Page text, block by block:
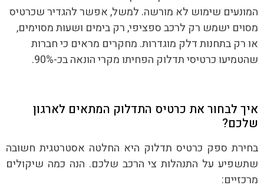
המונעים שימוש לא מורשה. למשל, אפשר להגדיר שכרטיס
מסוים ישמש רק לרכב ספציפי, רק בימים ושעות מסוימים,
או רק בתחנות דלק מוגדרות. מחקרים מראים כי חברות
שהטמיעו כרטיסי תדלוק הפחיתו מקרי הונאה בכ-90%.
איך לבחור את כרטיס התדלוק המתאים לארגון
שלכם?
בחירת ספק כרטיס תדלוק היא החלטה אסטרטגית חשובה
שתשפיע על התנהלות צי הרכב שלכם. הנה כמה שיקולים
מרכזיים: